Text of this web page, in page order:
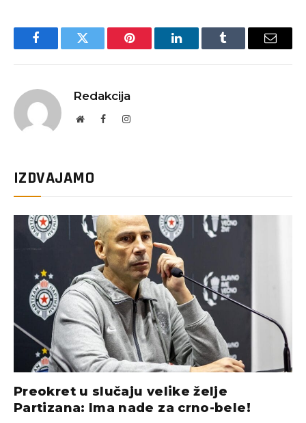
FacebookTwitter Pinterest LinkedInTumblr Email
Redakcija
WebsiteFacebookInstagram
IZDVAJAMO
Preokret u slučaju velike želje
Partizana: Ima nade za crno-bele!